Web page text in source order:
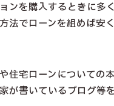
ンを購入するときに多
法でローンを組めば安
住宅ローンについての
が書いているブログ等